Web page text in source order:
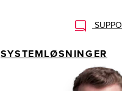
SYSTEMLØSNINGER